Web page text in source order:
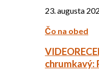
23. augusta
Čo na obed
chrumkavý: